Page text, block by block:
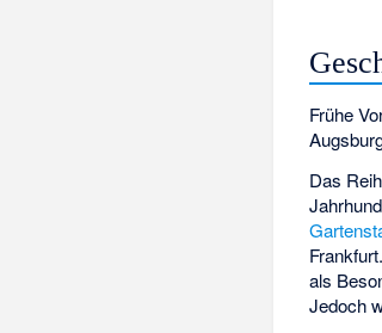
Frühe
Das
als
Jedoch